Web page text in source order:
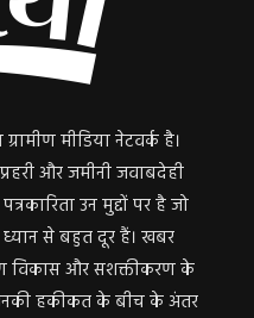
मीडिया नेटवर्क है।
और जमीनी जवाबदेही
उन मुद्दों पर है जो
ध्यान से बहुत दूर हैं। खबर
विकास और सशक्तीकरण के
हकीकत के बीच के अंतर